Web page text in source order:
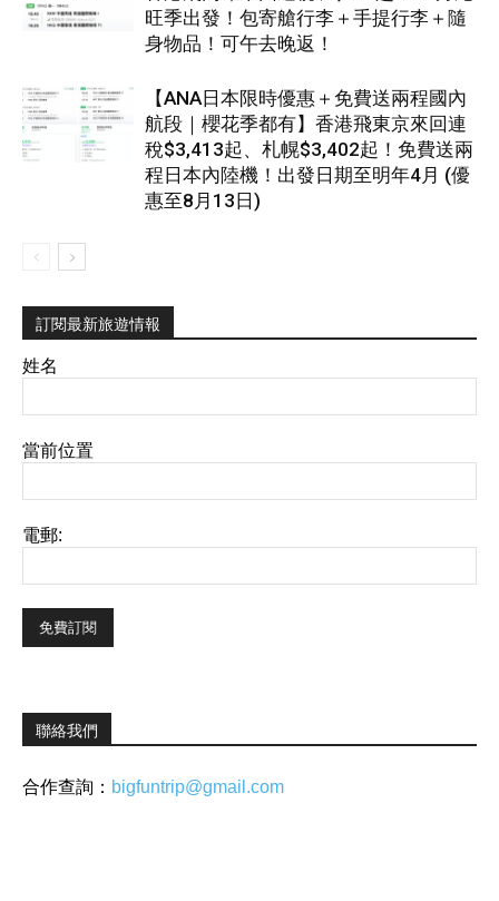
旺季出發！包寄艙行李＋手提行李＋隨
身物品！可午去晚返！
【ANA日本限時優惠＋免費送兩程國內
航段｜櫻花季都有】香港飛東京來回連
稅$3,413起、札幌$3,402起！免費送兩
程日本內陸機！出發日期至明年4月 (優
惠至8月13日)
訂閱最新旅遊情報
姓名
當前位置
電郵:
聯絡我們
合作查詢： bigfuntrip@gmail.com